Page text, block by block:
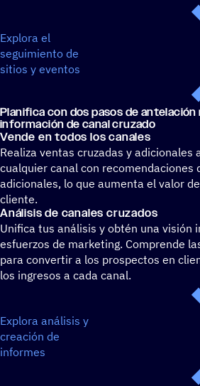
Explora el
seguimiento de
sitios y eventos
Plani­fica con dos pasos de ante­la­ción
infor­ma­ción de canal cruzado
Vende en todos los canales
Realiza ventas cruzadas y adicionales
cualquier canal con recomendaciones
adicionales, lo que aumenta el valor
cliente.
Análi­sis de canales cruzados
Unifica tus análisis y obtén una visión
esfuerzos de marketing. Comprende
para convertir a los prospectos en
los ingresos a cada canal.
Explora análisis y
creación de
informes